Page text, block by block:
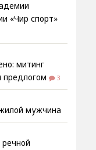
«Чир спорт»
митинг
3
мужчина